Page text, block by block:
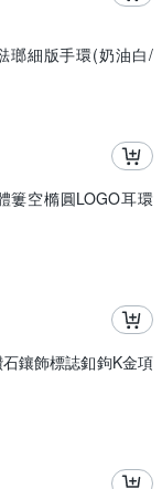
瑯細版手環(奶油白/
簍空橢圓LOGO耳環
鑲飾標誌釦鉤K金項